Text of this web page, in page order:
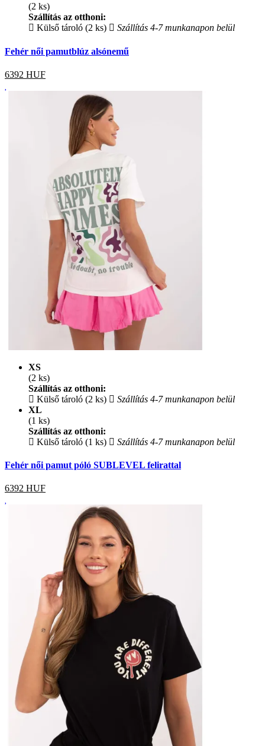
(2 ks)
Szállítás az otthoni:
Külső tároló (2 ks)
Szállítás 4-7 munkanapon belül
Fehér női pamutblúz alsónemű
6392 HUF
XS
(2 ks)
Szállítás az otthoni:
Külső tároló (2 ks)
Szállítás 4-7 munkanapon belül
XL
(1 ks)
Szállítás az otthoni:
Külső tároló (1 ks)
Szállítás 4-7 munkanapon belül
Fehér női pamut póló SUBLEVEL felirattal
6392 HUF